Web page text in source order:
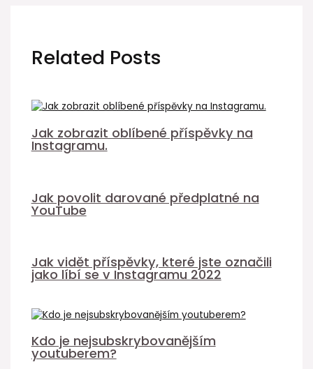
Related Posts
Jak zobrazit oblíbené příspěvky na
Instagramu.
Jak povolit darované předplatné na
YouTube
Jak vidět příspěvky, které jste označili
jako líbí se v Instagramu 2022
Kdo je nejsubskrybovanějším
youtuberem?